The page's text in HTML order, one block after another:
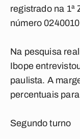
registrado na 1ª
número
Na pesquisa
Ibope
paulista. A
percentuais
Segundo turno